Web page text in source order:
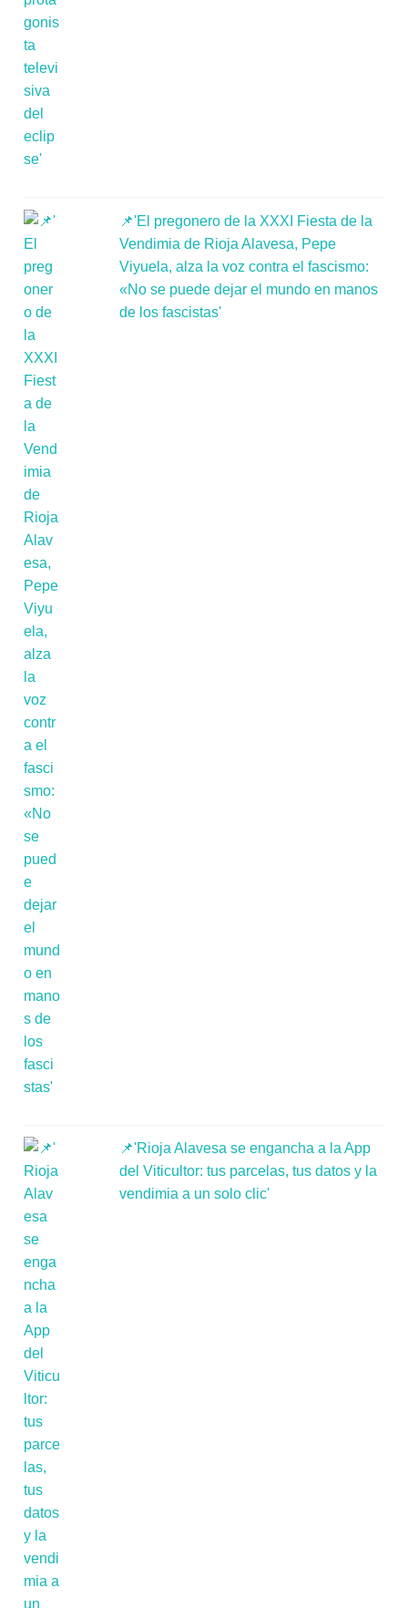
📌'El pregonero de la XXXI Fiesta de la
Vendimia de Rioja Alavesa, Pepe
Viyuela, alza la voz contra el fascismo:
«No se puede dejar el mundo en manos
de los fascistas'
📌'Rioja Alavesa se engancha a la App
del Viticultor: tus parcelas, tus datos y la
vendimia a un solo clic'